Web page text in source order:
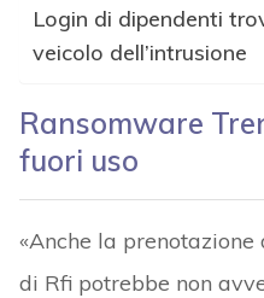
Login di dipendenti
veicolo dell’intrusione
Ransomware
fuori uso
«Anche la
di Rfi potrebbe non